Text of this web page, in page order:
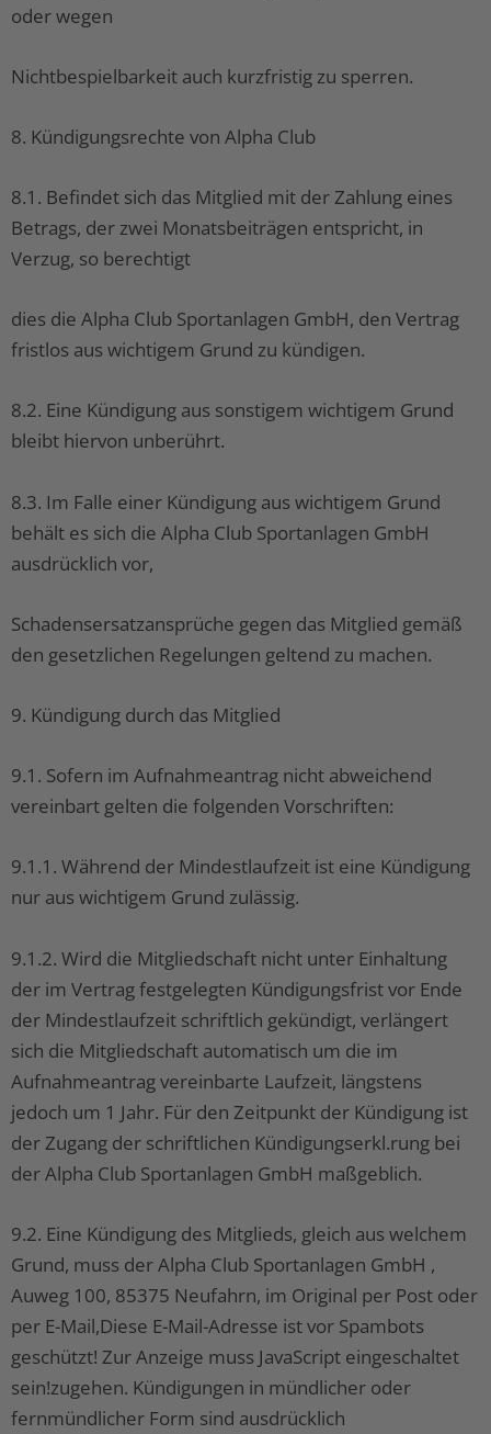
oder wegen
Nichtbespielbarkeit auch kurzfristig zu sperren.
8. Kündigungsrechte von Alpha Club
8.1. Befindet sich das Mitglied mit der Zahlung eines
Betrags, der zwei Monatsbeiträgen entspricht, in
Verzug, so berechtigt
dies die Alpha Club Sportanlagen GmbH, den Vertrag
fristlos aus wichtigem Grund zu kündigen.
8.2. Eine Kündigung aus sonstigem wichtigem Grund
bleibt hiervon unberührt.
8.3. Im Falle einer Kündigung aus wichtigem Grund
behält es sich die Alpha Club Sportanlagen GmbH
ausdrücklich vor,
Schadensersatzansprüche gegen das Mitglied gemäß
den gesetzlichen Regelungen geltend zu machen.
9. Kündigung durch das Mitglied
9.1. Sofern im Aufnahmeantrag nicht abweichend
vereinbart gelten die folgenden Vorschriften:
9.1.1. Während der Mindestlaufzeit ist eine Kündigung
nur aus wichtigem Grund zulässig.
9.1.2. Wird die Mitgliedschaft nicht unter Einhaltung
der im Vertrag festgelegten Kündigungsfrist vor Ende
der Mindestlaufzeit schriftlich gekündigt, verlängert
sich die Mitgliedschaft automatisch um die im
Aufnahmeantrag vereinbarte Laufzeit, längstens
jedoch um 1 Jahr. Für den Zeitpunkt der Kündigung ist
der Zugang der schriftlichen Kündigungserkl.rung bei
der Alpha Club Sportanlagen GmbH maßgeblich.
9.2. Eine Kündigung des Mitglieds, gleich aus welchem
Grund, muss der Alpha Club Sportanlagen GmbH ,
Auweg 100, 85375 Neufahrn, im Original per Post oder
per E-Mail,Diese E-Mail-Adresse ist vor Spambots
geschützt! Zur Anzeige muss JavaScript eingeschaltet
sein!zugehen. Kündigungen in mündlicher oder
fernmündlicher Form sind ausdrücklich